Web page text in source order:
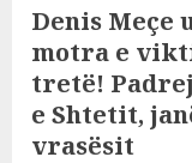
Denis Meçe
motra e
tretë!
e Shtetit,
vrasësit